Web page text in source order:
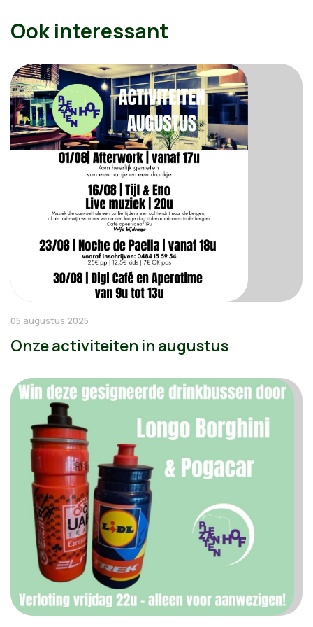
Ook interessant
05 augustus 2025
Onze activiteiten in augustus